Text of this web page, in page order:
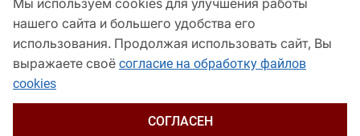
Мы используем cookies для улучшения работы
нашего сайта и большего удобства его
использования. Продолжая использовать сайт, Вы
выражаете своё согласие на обработку файлов
cookies
СОГЛАСЕН
Для пользователей старше 16 лет
© Кубанские Новости, 2017
Сетевое издание «kubnews» зарегистрировано Федеральной
службой по надзору в сфере связи, информационных технологий
и массовых коммуникаций (Роскомнадзор). Регистрационный
Пашковская, 2). Главный редактор – Филиппов О. Ю.